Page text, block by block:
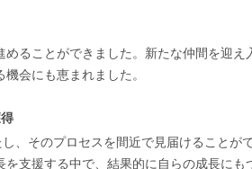
ることができました。新たな仲間を迎え
会にも恵まれました。
、そのプロセスを間近で見届けることが
支援する中で、結果的に自らの成長にも